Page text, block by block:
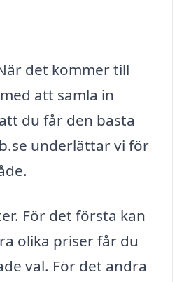
det kommer till
att samla in
du får den bästa
underlättar vi för
För det första kan
olika priser får du
val. För det andra